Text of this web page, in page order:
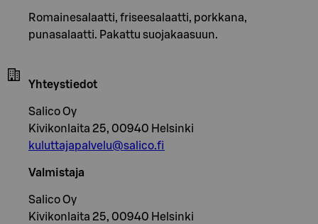
Romainesalaatti, friseesalaatti, porkkana,
punasalaatti. Pakattu suojakaasuun.
Yhteystiedot
Salico Oy
Kivikonlaita 25, 00940 Helsinki
kuluttajapalvelu@salico.fi
Valmistaja
Salico Oy
Kivikonlaita 25, 00940 Helsinki